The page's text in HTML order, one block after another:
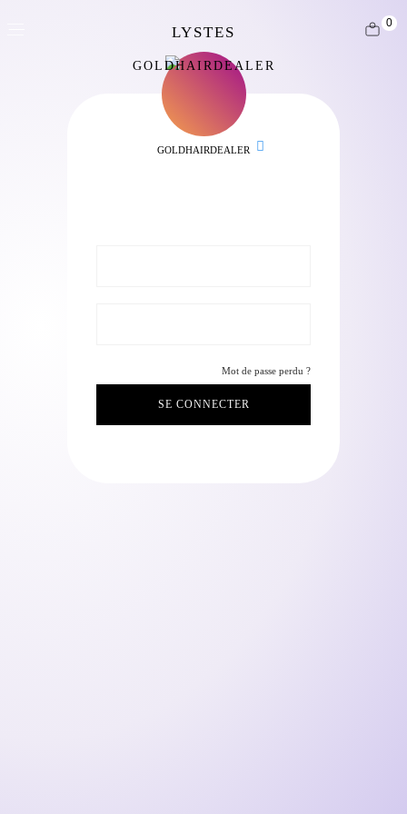
GOLDHAIRDEALER
0
GOLDHAIRDEALER
Mot de passe perdu ?
SE CONNECTER